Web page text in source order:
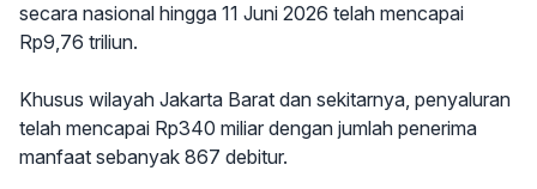
secara nasional hingga 11 Juni 2026 telah mencapai
Rp9,76 triliun.
Khusus wilayah Jakarta Barat dan sekitarnya, penyaluran
telah mencapai Rp340 miliar dengan jumlah penerima
manfaat sebanyak 867 debitur.